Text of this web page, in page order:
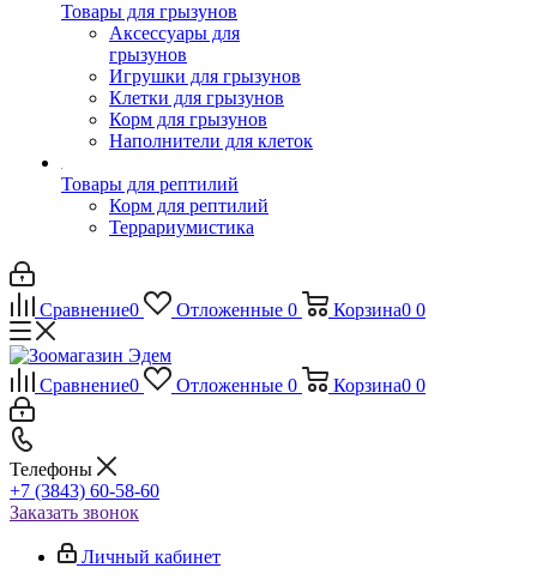
Товары для грызунов
Аксессуары для
грызунов
Игрушки для грызунов
Клетки для грызунов
Корм для грызунов
Наполнители для клеток
Товары для рептилий
Корм для рептилий
Террариумистика
Сравнение0 Отложенные 0 Корзина0 0
Сравнение0 Отложенные 0 Корзина0 0
Телефоны
+7 (3843) 60-58-60
Заказать звонок
Личный кабинет